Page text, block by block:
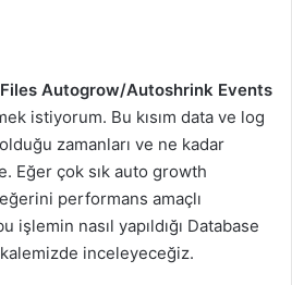
Autogrow/Autoshrink Events
istiyorum. Bu kısım data ve log
zamanları ve ne kadar
Eğer çok sık auto growth
performans amaçlı
işlemin nasıl yapıldığı Database
inceleyeceğiz.